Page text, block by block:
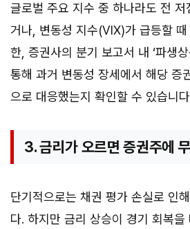
글로벌 주요 지수 중 하나라도 전
거나, 변동성 지수(VIX)가 급등할
한, 증권사의 분기 보고서 내 ‘파생
통해 과거 변동성 장세에서 해당 증
으로 대응했는지 확인할 수 있습니
3. 금리가 오르면 증권주에
단기적으로는 채권 평가 손실로 인
다. 하지만 금리 상승이 경기 회복을